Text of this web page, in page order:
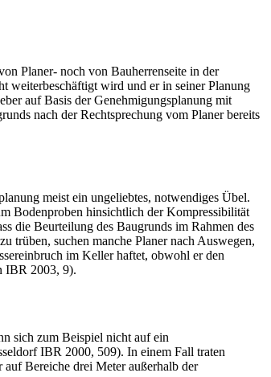
Planer- noch von Bauherrenseite in der
weiterbeschäftigt wird und er in seiner Planung
auf Basis der Genehmigungsplanung mit
nach der Rechtsprechung vom Planer bereits
meist ein ungeliebtes, notwendiges Übel.
Bodenproben hinsichtlich der Kompressibilität
die Beurteilung des Baugrunds im Rahmen des
trüben, suchen manche Planer nach Auswegen,
im Keller haftet, obwohl er den
IBR 2003, 9).
sich zum Beispiel nicht auf ein
IBR 2000, 509). In einem Fall traten
auf Bereiche drei Meter außerhalb der